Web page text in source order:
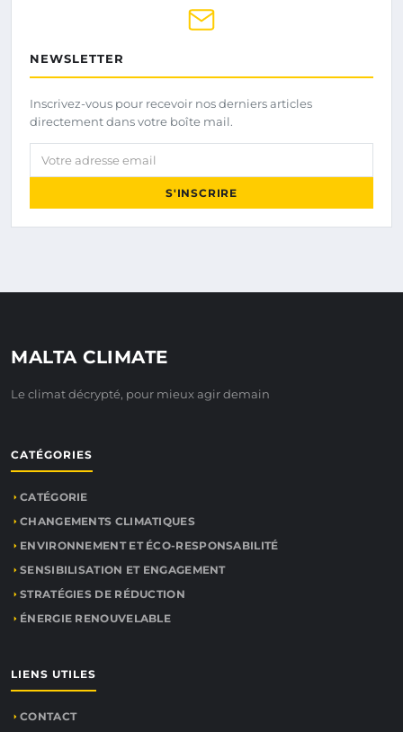
NEWSLETTER
Inscrivez-vous pour recevoir nos derniers articles
directement dans votre boîte mail.
Votre adresse email
S'INSCRIRE
MALTA CLIMATE
Le climat décrypté, pour mieux agir demain
CATÉGORIES
CATÉGORIE
CHANGEMENTS CLIMATIQUES
ENVIRONNEMENT ET ÉCO-RESPONSABILITÉ
SENSIBILISATION ET ENGAGEMENT
STRATÉGIES DE RÉDUCTION
ÉNERGIE RENOUVELABLE
LIENS UTILES
CONTACT